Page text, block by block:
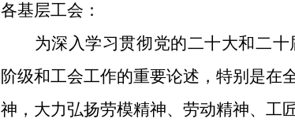
各基层工会：
为深入学习贯彻党的二十大和二
阶级和工会工作的重要论述，特别是在
神，大力弘扬劳模精神、劳动精神、工